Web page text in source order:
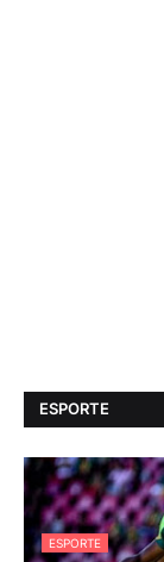
ESPORTE
ESPORTE